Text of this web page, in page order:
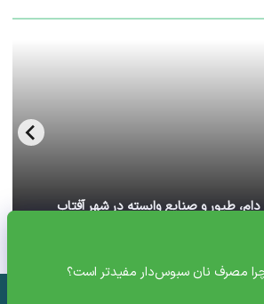
مصرف نان سبوس‌دار مفیدتر است؟
طیور و صنایع وابسته در شهر آفتاب